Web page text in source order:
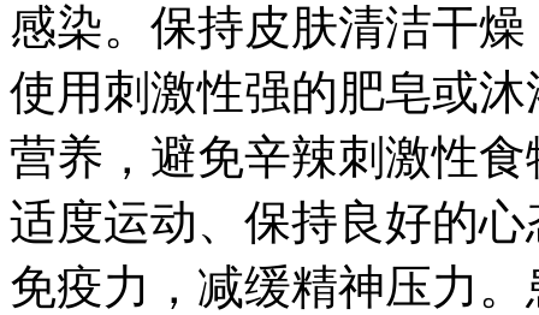
感染。保持皮肤清洁干
使用刺激性强的肥皂或
营养，避免辛辣刺激性
适度运动、保持良好的
免疫力，减缓精神压力